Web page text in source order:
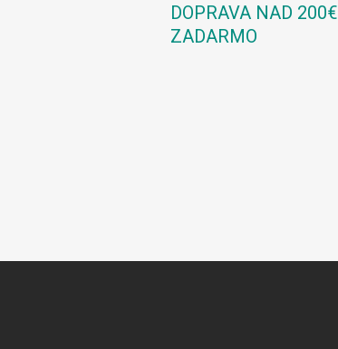
DOPRAVA NAD 200€
ZADARMO